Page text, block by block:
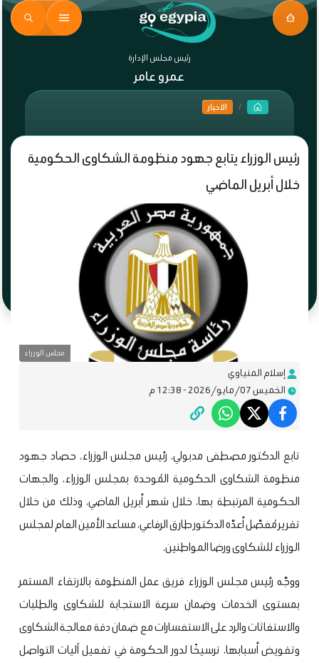
رئيس مجلس الإدارة
عمرو عامر
الاخبار
رئيس الوزراء يتابع جهود منظومة الشكاوى الحكومية
خلال أبريل الماضي
مجلس الوزراء
إسلام المنياوي
الخميس 07/مايو/2026 - 12:38 م
تابع الدكتور مصطفى مدبولي، رئيس مجلس الوزراء، حصاد جهود
منظومة الشكاوى الحكومية المُوحدة بمجلس الوزراء، والجهات
الحكومية المرتبطة بها، خلال شهر أبريل الماضي، وذلك من خلال
تقرير مُفصّل أعدّه الدكتور طارق الرفاعي، مساعد الأمين العام لمجلس
الوزراء للشكاوى ورضا المواطنين.
ووجّه رئيس مجلس الوزراء فريق عمل المنظومة بالارتقاء المستمر
بمستوى الخدمات وضمان سرعة الاستجابة للشكاوى والطلبات
والاستغاثات والرد على الاستفسارات مع ضمان دقة معالجة الشكاوى
وتقويض أسبابها، ترسيخًا لدور الحكومة في تفعيل آليات التواصل